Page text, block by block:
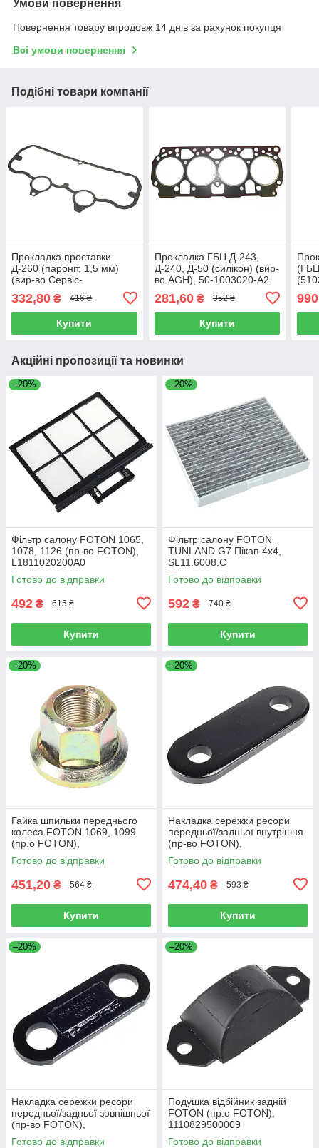
Умови повернення
Повернення товару впродовж 14 днів за рахунок покупця
Всі умови повернення
Подібні товари компанії
Прокладка проставки
Д-260 (пароніт, 1,5 мм)
(вир-во Сервіс-
1003108-П 1.5
332,80 ₴ 416 ₴
Купити
Прокладка ГБЦ Д-243,
Д-240, Д-50 (силікон) (вир-
во AGH), 50-1003020-А2
281,60₴ 352 ₴
Купити
Акційні пропозиції та новинки
–20%
Фільтр салону FOTON 1065,
1078, 1126 (пр-во FOTON),
L1811020200A0
Готово до відправки
492 ₴ 615 ₴
Купити
–20%
Фільтр салону FOTON
TUNLAND G7 Пікап 4х4,
SL11.6008.C
Готово до відправки
592 ₴ 740 ₴
Купити
–20%
Гайка шпильки переднього
колеса FOTON 1069, 1099
(пр.о FOTON),
1106930003404
Готово до відправки
451,20 ₴ 564 ₴
Купити
–20%
Накладка сережки ресори
передньої/задньої внутрішня
(пр-во FOTON),
L1292150200A0
Готово до відправки
474,40 ₴ 593 ₴
Купити
–20%
Накладка сережки ресори
передньої/задньої зовнішньої
(пр-во FOTON),
L1292150100A0
Готово до відправки
–20%
Подушка відбійник задній
FOTON (пр.о FOTON),
1110829500009
Готово до відправки